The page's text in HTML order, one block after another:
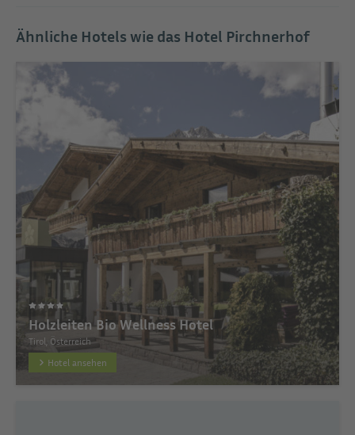
Ähnliche Hotels wie das Hotel Pirchnerhof
Holzleiten Bio Wellness Hotel
Tirol, Österreich
Hotel ansehen